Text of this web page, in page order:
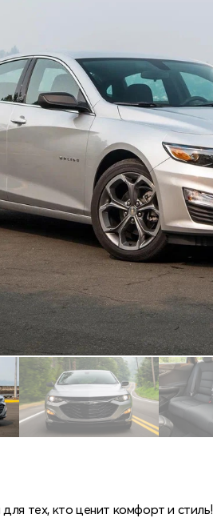
тех, кто ценит комфорт и стиль!